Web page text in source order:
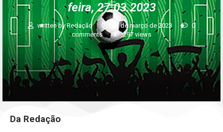
feira, 27.03.2023
written byRedação 27 de março de 2023
0
comments
297 views
Da Redação